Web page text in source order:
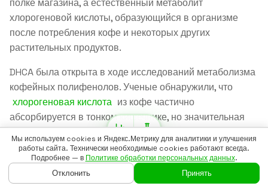
полке магазина, а естественный метаболит
хлорогеновой кислоты, образующийся в организме
после потребления кофе и некоторых других
растительных продуктов.
DHCA была открыта в ходе исследований метаболизма
кофейных полифенолов. Ученые обнаружили, что
хлорогеновая кислота из кофе частично
абсорбируется в тонком кишечнике, но значительная
часть метаболизируется кишечной микробиотой в
дигидрокофейную и дигидроферуловую кислоты. Эти
метаболиты достигают микромолярных концентраций в
плазме крови и могут оказывать системное действие
Мы используем cookies и Яндекс.Метрику для аналитики и улучшения
работы сайта. Технически необходимые cookies работают всегда.
Подробнее — в Политике обработки персональных данных.
Отклонить Принять
ГЛАВНАЯ ГАЙДЫ БАДСКАН